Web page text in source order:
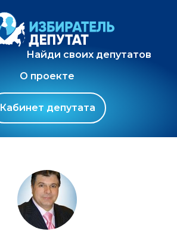
Найди своих депутатов
О проекте
Кабинет депутата